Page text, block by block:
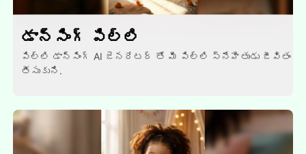
డాన్సింగ్ పిల్లి
పిల్లి డాన్సింగ్ AI జెనరేటర్ తో మీ పిల్లి స్నేహితుడు జీవితం
తీసుకుని.